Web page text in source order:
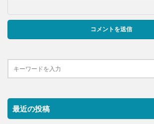
最近の投稿